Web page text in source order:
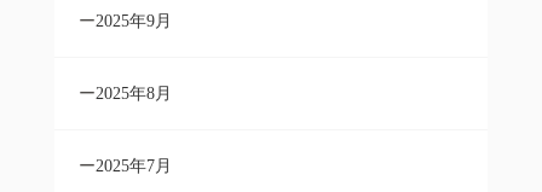
2025年9月
2025年8月
2025年7月